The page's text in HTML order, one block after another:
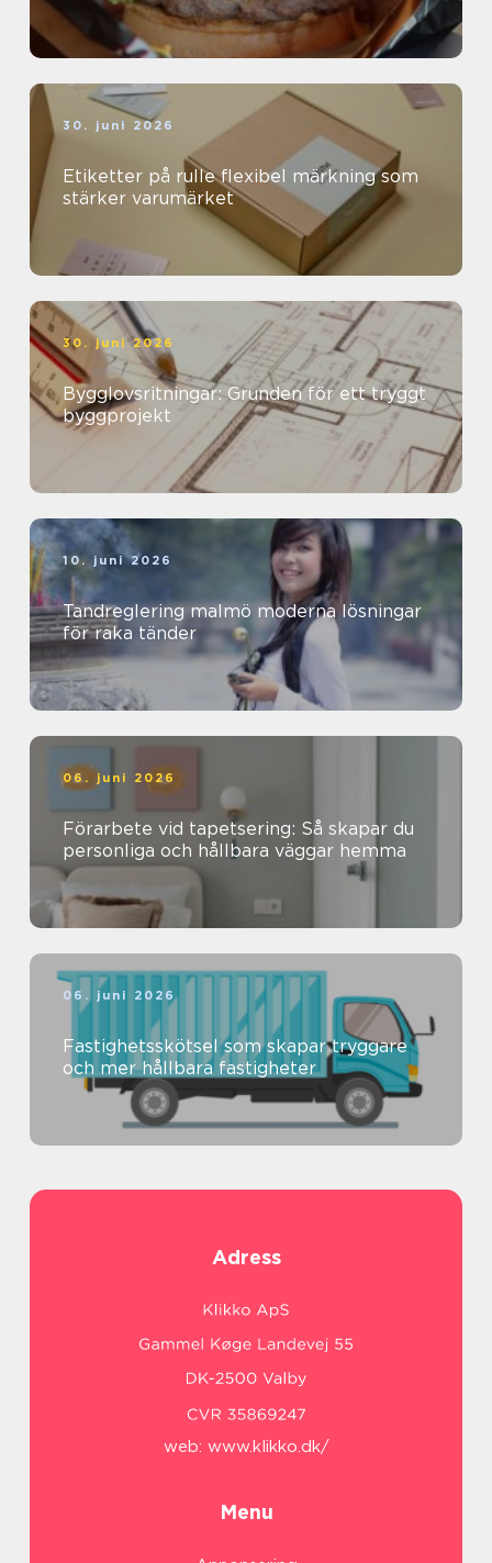
30. juni 2026
Etiketter på rulle flexibel märkning som
stärker varumärket
30. juni 2026
Bygglovsritningar: Grunden för ett tryggt
byggprojekt
10. juni 2026
Tandreglering malmö moderna lösningar
för raka tänder
06. juni 2026
Förarbete vid tapetsering: Så skapar du
personliga och hållbara väggar hemma
06. juni 2026
Fastighetsskötsel som skapar tryggare
och mer hållbara fastigheter
Adress
web: www.klikko.dk/
Menu